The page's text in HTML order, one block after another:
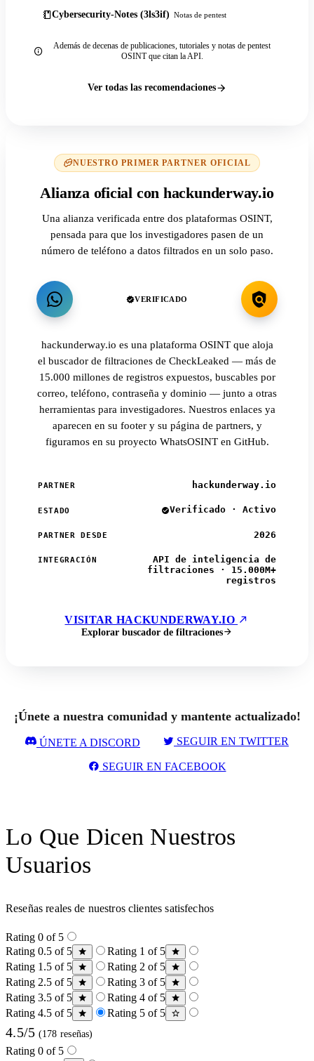
Cybersecurity-Notes (3ls3if) Notas de pentest
Además de decenas de publicaciones, tutoriales y notas de pentest
OSINT que citan la API.
Ver todas las recomendaciones
NUESTRO PRIMER PARTNER OFICIAL
Alianza oficial con hackunderway.io
Una alianza verificada entre dos plataformas OSINT,
pensada para que los investigadores pasen de un
número de teléfono a datos filtrados en un solo paso.
VERIFICADO
hackunderway.io es una plataforma OSINT que aloja
el buscador de filtraciones de CheckLeaked — más de
15.000 millones de registros expuestos, buscables por
correo, teléfono, contraseña y dominio — junto a otras
herramientas para investigadores. Nuestros enlaces ya
aparecen en su footer y su página de partners, y
figuramos en su proyecto WhatsOSINT en GitHub.
PARTNER hackunderway.io
ESTADO Verificado · Activo
PARTNER DESDE 2026
INTEGRACIÓN
API de inteligencia de
filtraciones · 15.000M+
registros
VISITAR HACKUNDERWAY.IO
Explorar buscador de filtraciones
¡Únete a nuestra comunidad y mantente actualizado!
ÚNETE A DISCORD SEGUIR EN TWITTER
SEGUIR EN FACEBOOK
Lo Que Dicen Nuestros
Usuarios
Reseñas reales de nuestros clientes satisfechos
Rating 0 of 5
Rating 0.5 of 5
Rating 1 of 5
Rating 1.5 of 5
Rating 2 of 5
Rating 2.5 of 5
Rating 3 of 5
Rating 3.5 of 5
Rating 4 of 5
Rating 4.5 of 5
Rating 5 of 5
4.5/5 (178 reseñas)
Rating 0 of 5